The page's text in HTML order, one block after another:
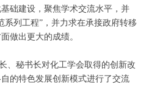
础建设，聚焦学术交流水平，并
系列工程” ，并力求在承接政府转移
做出更大的成绩。
、秘书长对化工学会取得的创新改
的特色发展创新模式进行了交流